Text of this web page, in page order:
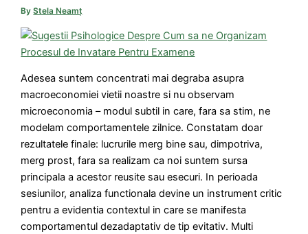
ByStela Neamț
Adesea suntem concentrati mai degraba asupra
macroeconomiei vietii noastre si nu observam
microeconomia – modul subtil in care, fara sa stim, ne
modelam comportamentele zilnice. Constatam doar
rezultatele finale: lucrurile merg bine sau, dimpotriva,
merg prost, fara sa realizam ca noi suntem sursa
principala a acestor reusite sau esecuri. In perioada
sesiunilor, analiza functionala devine un instrument critic
pentru a evidentia contextul in care se manifesta
comportamentul dezadaptativ de tip evitativ. Multi